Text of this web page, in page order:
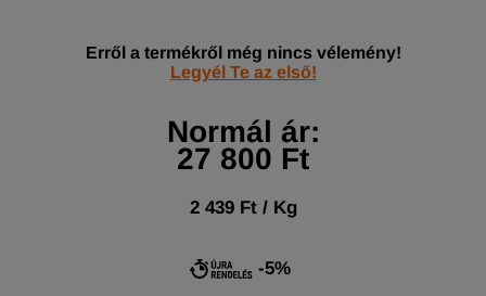
Erről a termékről még nincs vélemény!
Legyél Te az első!
Normál ár:
27 800 Ft
2 439 Ft / Kg
-5%